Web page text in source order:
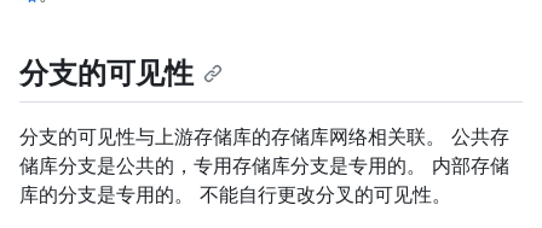
分支的可见性
分支的可见性与上游存储库的存储库网络相关联。 公共存
储库分支是公共的，专用存储库分支是专用的。 内部存储
库的分支是专用的。 不能自行更改分叉的可见性。